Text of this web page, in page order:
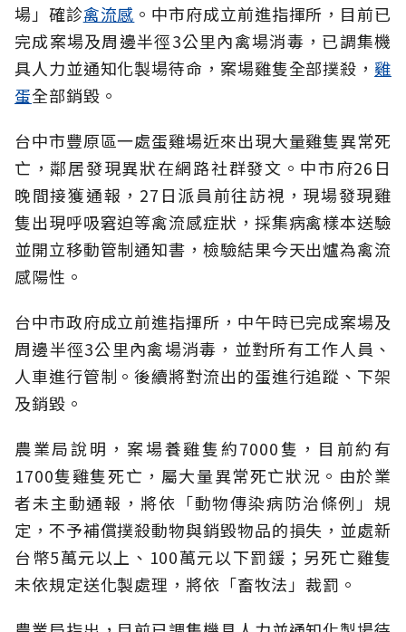
場」確診禽流感 。中市府成立前進指揮所，目前已
完成案場及周邊半徑3公里內禽場消毒，已調集機
具人力並通知化製場待命，案場雞隻全部撲殺， 雞
蛋全部銷毀。
台中市豐原區一處蛋雞場近來出現大量雞隻異常死
亡，鄰居發現異狀在網路社群發文。中市府26日
晚間接獲通報，27日派員前往訪視，現場發現雞
隻出現呼吸窘迫等禽流感症狀，採集病禽樣本送驗
並開立移動管制通知書，檢驗結果今天出爐為禽流
感陽性。
台中市政府成立前進指揮所，中午時已完成案場及
周邊半徑3公里內禽場消毒，並對所有工作人員、
人車進行管制。後續將對流出的蛋進行追蹤、下架
及銷毀。
農業局說明，案場養雞隻約7000隻，目前約有
1700隻雞隻死亡，屬大量異常死亡狀況。由於業
者未主動通報，將依「動物傳染病防治條例」規
定，不予補償撲殺動物與銷毀物品的損失，並處新
台幣5萬元以上、100萬元以下罰鍰；另死亡雞隻
未依規定送化製處理，將依「畜牧法」裁罰。